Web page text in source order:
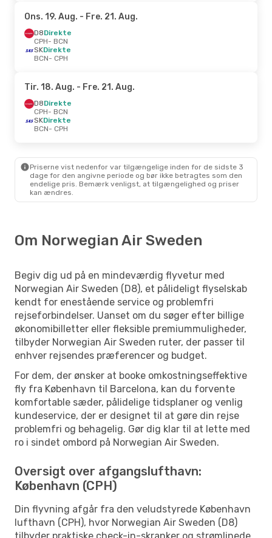
Ons. 19. Aug. - Fre. 21. Aug.
D8Direkte
CPH- BCN
SKDirekte
BCN- CPH
Tir. 18. Aug. - Fre. 21. Aug.
D8Direkte
CPH- BCN
SKDirekte
BCN- CPH
Priserne vist nedenfor var tilgængelige inden for de sidste 3
dage for den angivne periode og bør ikke betragtes som den
endelige pris. Bemærk venligst, at tilgængelighed og priser
kan ændres.
Om Norwegian Air Sweden
Begiv dig ud på en mindeværdig flyvetur med
Norwegian Air Sweden (D8), et pålideligt flyselskab
kendt for enestående service og problemfri
rejseforbindelser. Uanset om du søger efter billige
økonomibilletter eller fleksible premiummuligheder,
tilbyder Norwegian Air Sweden ruter, der passer til
enhver rejsendes præferencer og budget.
For dem, der ønsker at booke omkostningseffektive
fly fra København til Barcelona, kan du forvente
komfortable sæder, pålidelige tidsplaner og venlig
kundeservice, der er designet til at gøre din rejse
problemfri og behagelig. Gør dig klar til at lette med
ro i sindet ombord på Norwegian Air Sweden.
Oversigt over afgangslufthavn:
København (CPH)
Din flyvning afgår fra den veludstyrede København
lufthavn (CPH), hvor Norwegian Air Sweden (D8)